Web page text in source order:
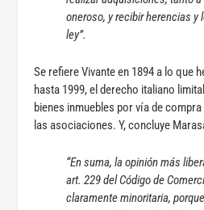
oneroso, y recibir herencias y
ley”.
Se refiere Vivante en 1894 a lo que
hasta 1999, el derecho italiano
bienes inmuebles por vía de
las asociaciones. Y, concluye
“En suma, la opinión más
art. 229 del Código de
claramente minoritaria,